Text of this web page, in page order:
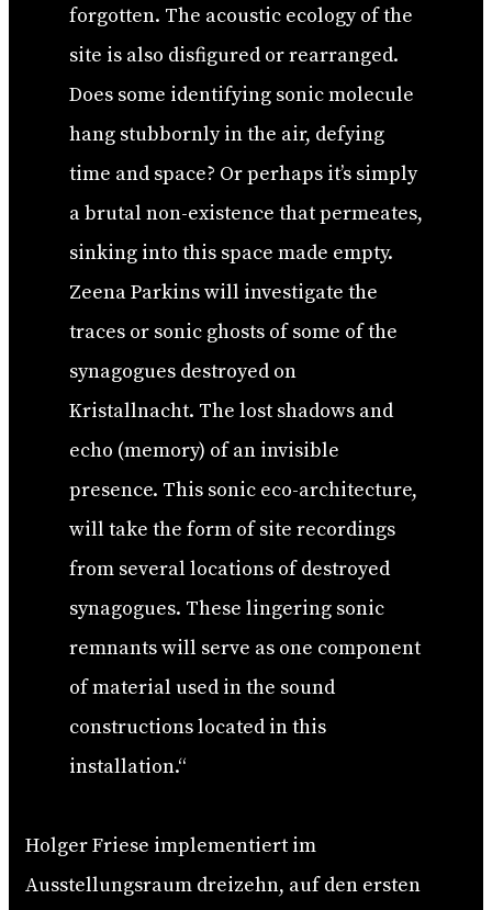
forgotten. The acoustic ecology of the
site is also disfigured or rearranged.
Does some identifying sonic molecule
hang stubbornly in the air, defying
time and space? Or perhaps it’s simply
a brutal non-existence that permeates,
sinking into this space made empty.
Zeena Parkins will investigate the
traces or sonic ghosts of some of the
synagogues destroyed on
Kristallnacht. The lost shadows and
echo (memory) of an invisible
presence. This sonic eco-architecture,
will take the form of site recordings
from several locations of destroyed
synagogues. These lingering sonic
remnants will serve as one component
of material used in the sound
constructions located in this
installation.“
Holger Friese implementiert im
Ausstellungsraum dreizehn, auf den ersten